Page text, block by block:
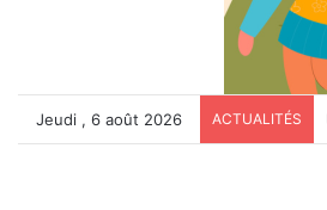
Jeudi , 6 août 2026 ACTUALITÉS